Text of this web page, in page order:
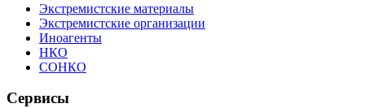
Экстремистские материалы
Экстремистские организации
Иноагенты
НКО
СОНКО
Сервисы